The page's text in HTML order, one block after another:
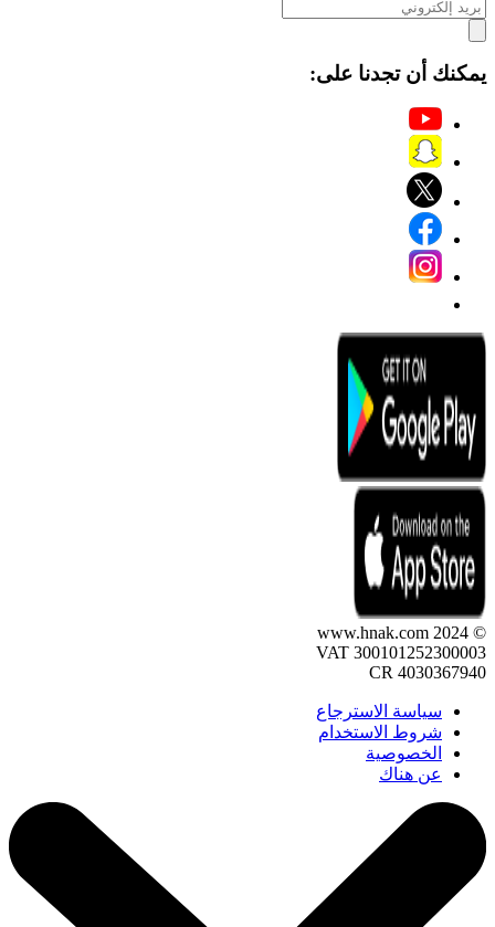
يمكنك أن تجدنا على:
© 2024 www.hnak.com
VAT 300101252300003
CR 4030367940
سياسة الاسترجاع
شروط الاستخدام
الخصوصية
عن هناك